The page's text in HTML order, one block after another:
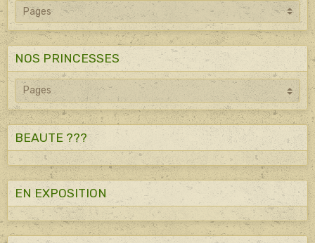
NOS PRINCESSES
BEAUTE ???
EN EXPOSITION